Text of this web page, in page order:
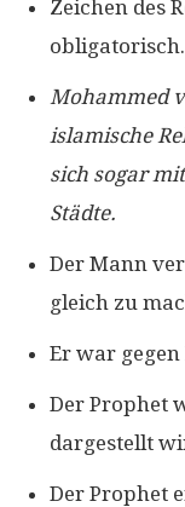
Zeichen des
obligatorisch.
Mohammed
islamische
sich sogar
Städte.
Der Mann
gleich zu
Er war
Der Prophet
dargestellt
Der Prophet